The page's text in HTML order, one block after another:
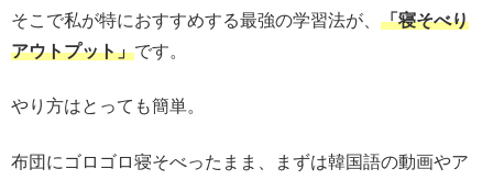
そこで私が特におすすめする最強の学習法が、 「寝そべり
アウトプット」です。
やり方はとっても簡単。
布団にゴロゴロ寝そべったまま、まずは韓国語の動画やア